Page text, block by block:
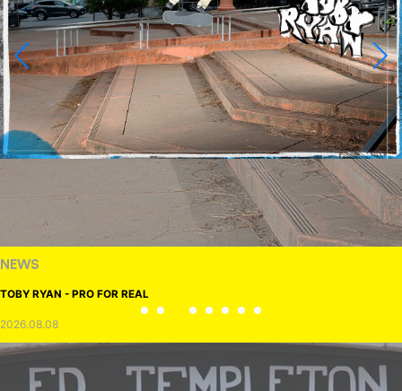
NEWS
TOBY RYAN - PRO FOR REAL
2026.08.08